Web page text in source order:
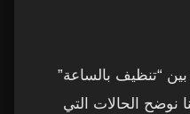
بين “تنظيف بالساعة”
نوضح الحالات التي